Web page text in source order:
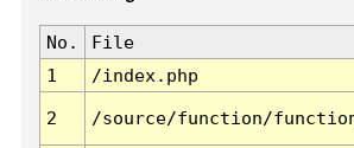
No. File
1
/index.php
2 /source/function/